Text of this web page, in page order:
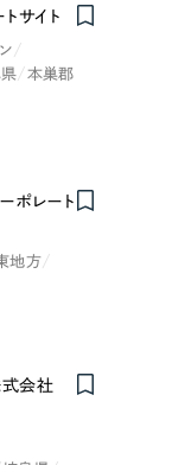
サイト
本巣郡
ポレート
地方
会社